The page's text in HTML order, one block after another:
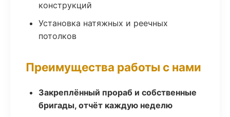
конструкций
Установка натяжных и реечных
потолков
Преимущества работы с нами
Закреплённый прораб и собственные
бригады, отчёт каждую неделю